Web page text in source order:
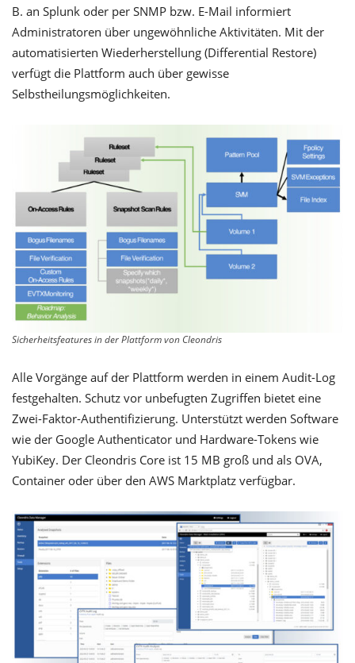
B. an Splunk oder per SNMP bzw. E-Mail informiert
Administratoren über ungewöhnliche Aktivitäten. Mit der
automatisierten Wiederherstellung (Differential Restore)
verfügt die Plattform auch über gewisse
Selbstheilungsmöglichkeiten.
Sicherheitsfeatures in der Plattform von Cleondris
Alle Vorgänge auf der Plattform werden in einem Audit-Log
festgehalten. Schutz vor unbefugten Zugriffen bietet eine
Zwei-Faktor-Authentifizierung. Unterstützt werden Software
wie der Google Authenticator und Hardware-Tokens wie
YubiKey. Der Cleondris Core ist 15 MB groß und als OVA,
Container oder über den AWS Marktplatz verfügbar.